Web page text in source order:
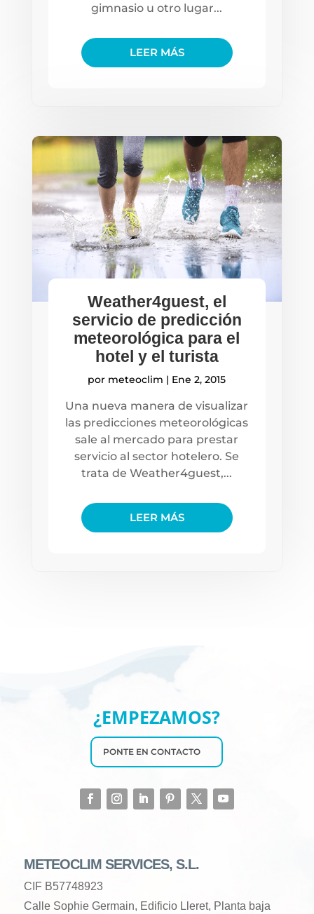
gimnasio u otro lugar...
LEER MÁS
Weather4guest, el
servicio de predicción
meteorológica para el
hotel y el turista
por meteoclim | Ene 2, 2015
Una nueva manera de visualizar
las predicciones meteorológicas
sale al mercado para prestar
servicio al sector hotelero. Se
trata de Weather4guest,...
LEER MÁS
¿EMPEZAMOS?
PONTE EN CONTACTO
METEOCLIM SERVICES, S.L.
CIF B57748923
Calle Sophie Germain, Edificio Lleret, Planta baja